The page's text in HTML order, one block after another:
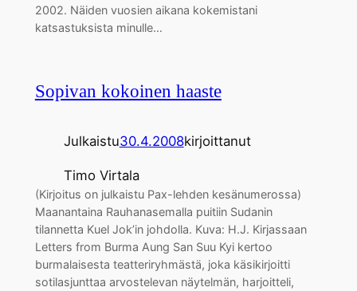
2002. Näiden vuosien aikana kokemistani
katsastuksista minulle…
Sopivan kokoinen haaste
Julkaistu30.4.2008kirjoittanut
Timo Virtala
(Kirjoitus on julkaistu Pax-lehden kesänumerossa)
Maanantaina Rauhanasemalla puitiin Sudanin
tilannetta Kuel Jok’in johdolla. Kuva: H.J. Kirjassaan
Letters from Burma Aung San Suu Kyi kertoo
burmalaisesta teatteriryhmästä, joka käsikirjoitti
sotilasjunttaa arvostelevan näytelmän, harjoitteli,